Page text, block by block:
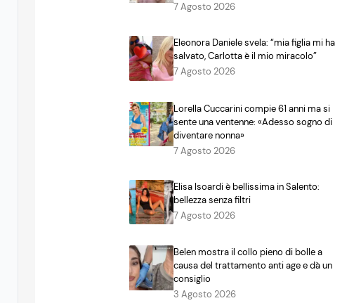
7 Agosto 2026
Eleonora Daniele svela: “mia figlia mi ha
salvato, Carlotta è il mio miracolo”
7 Agosto 2026
Lorella Cuccarini compie 61 anni ma si
sente una ventenne: «Adesso sogno di
diventare nonna»
7 Agosto 2026
Elisa Isoardi è bellissima in Salento:
bellezza senza filtri
7 Agosto 2026
Belen mostra il collo pieno di bolle a
causa del trattamento anti age e dà un
consiglio
3 Agosto 2026